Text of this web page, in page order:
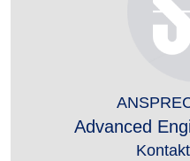
Advanced